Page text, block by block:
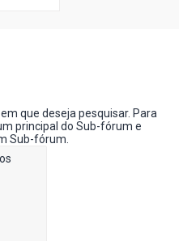
que deseja pesquisar. Para
principal do Sub-fórum e
Sub-fórum.